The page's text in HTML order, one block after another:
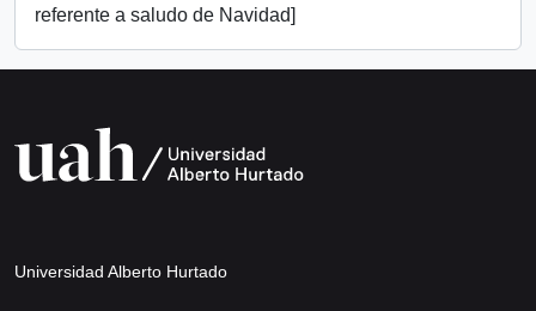
referente a saludo de Navidad]
Universidad Alberto Hurtado